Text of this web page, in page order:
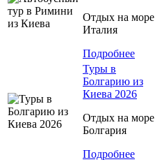
Отдых на море
Италия
Подробнее
Туры в
Болгарию из
Киева 2026
Отдых на море
Болгария
Подробнее